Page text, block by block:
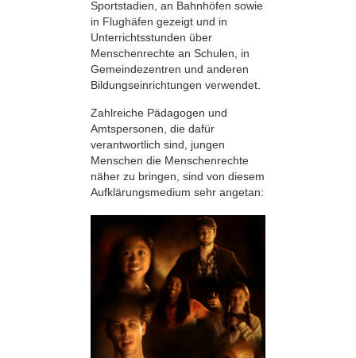
Sportstadien, an Bahnhöfen sowie
in Flughäfen gezeigt und in
Unterrichtsstunden über
Menschenrechte an Schulen, in
Gemeindezentren und anderen
Bildungseinrichtungen verwendet.
Zahlreiche Pädagogen und
Amtspersonen, die dafür
verantwortlich sind, jungen
Menschen die Menschenrechte
näher zu bringen, sind von diesem
Aufklärungsmedium sehr angetan: